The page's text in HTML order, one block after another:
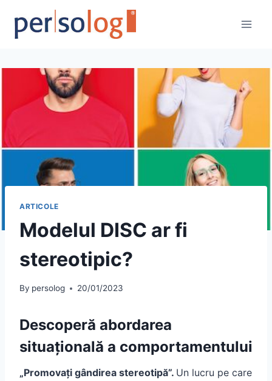
content
ARTICOLE
Modelul DISC ar fi
stereotipic?
By persolog 20/01/2023
Descoperă abordarea
situațională a comportamentului
„Promovați gândirea stereotipă”. Un lucru pe care